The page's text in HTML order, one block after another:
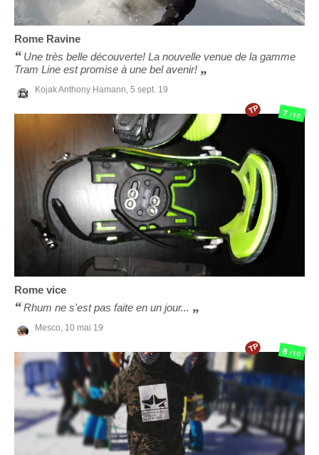
Rome Ravine
Une très belle découverte! La nouvelle venue de la gamme
Tram Line est promise à une bel avenir!
Kojak Anthony Hamann, 5 sept. 19
Rome vice
Rhum ne s'est pas faite en un jour...
Mesco, 10 mai 19
7/10
TP
8/10
TP